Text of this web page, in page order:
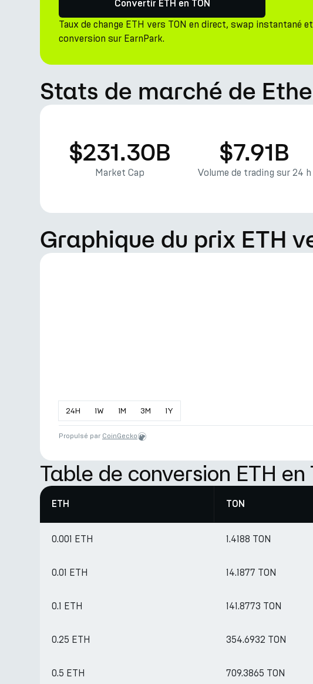
Convertir ETH en TON
Taux de change ETH vers TON en direct, swap instantané
conversion sur EarnPark.
Stats de marché de
$231.30B
Market Cap
$7.91B
Volume de trading sur 24 h
Graphique du prix ETH
24H 1W 1M 3M 1Y
Propulsé par CoinGecko
Table de conversion ETH en
ETH TON
0.001 ETH 1.4188 TON
0.01 ETH 14.1877 TON
0.1 ETH 141.8773 TON
0.25 ETH 354.6932 TON
0.5 ETH 709.3865 TON